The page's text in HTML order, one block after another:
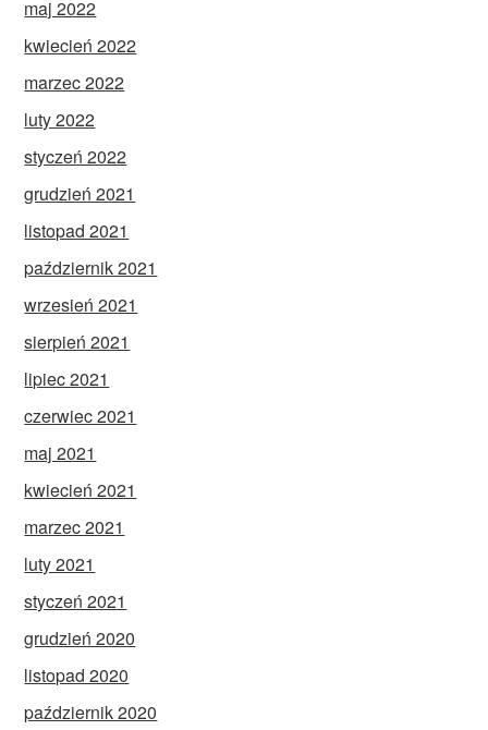
maj 2022
kwiecień 2022
marzec 2022
luty 2022
styczeń 2022
grudzień 2021
listopad 2021
październik 2021
wrzesień 2021
sierpień 2021
lipiec 2021
czerwiec 2021
maj 2021
kwiecień 2021
marzec 2021
luty 2021
styczeń 2021
grudzień 2020
listopad 2020
październik 2020